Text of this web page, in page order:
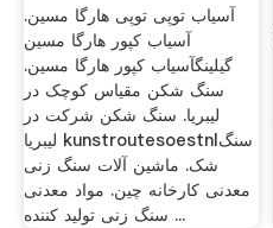
آسیاب توپی توپی هارگا مسین.
آسیاب کپور هارگا مسین
گیلینگآسیاب کپور هارگا مسین.
سنگ شکن مقیاس کوچک در
لیبریا. سنگ شکن شرکت در
لیبریا kunstroutesoestnlسنگ
شک. ماشین آلات سنگ زنی
معدنی کارخانه چین. مواد معدنی
سنگ زنی تولید کننده ...